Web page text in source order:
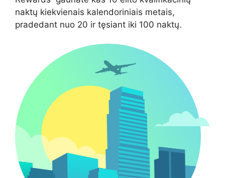
naktų kiekvienais kalendoriniais metais,
pradedant nuo 20 ir tęsiant iki 100 naktų.